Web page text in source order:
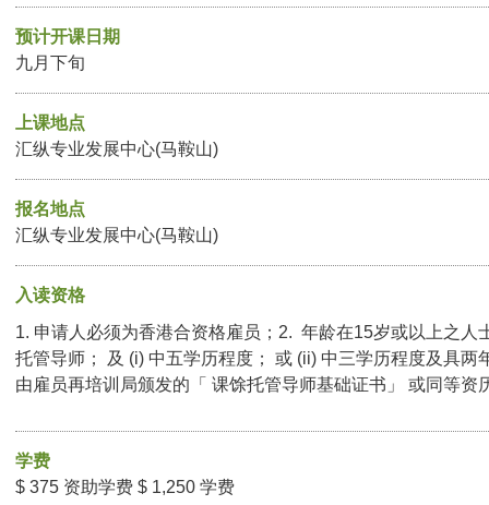
预计开课日期
九月下旬
上课地点
汇纵专业发展中心(马鞍山)
报名地点
汇纵专业发展中心(马鞍山)
入读资格
1. 申请人必须为香港合资格雇员；2. 年龄在15岁或以上之人
托管导师； 及 (i) 中五学历程度； 或 (ii) 中三学历程度及具两
由雇员再培训局颁发的「 课馀托管导师基础证书」 或同等资
学费
$ 375 资助学费 $ 1,250 学费